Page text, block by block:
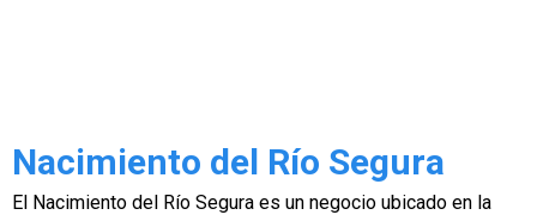
Nacimiento del Río Segura
El Nacimiento del Río Segura es un negocio ubicado en la